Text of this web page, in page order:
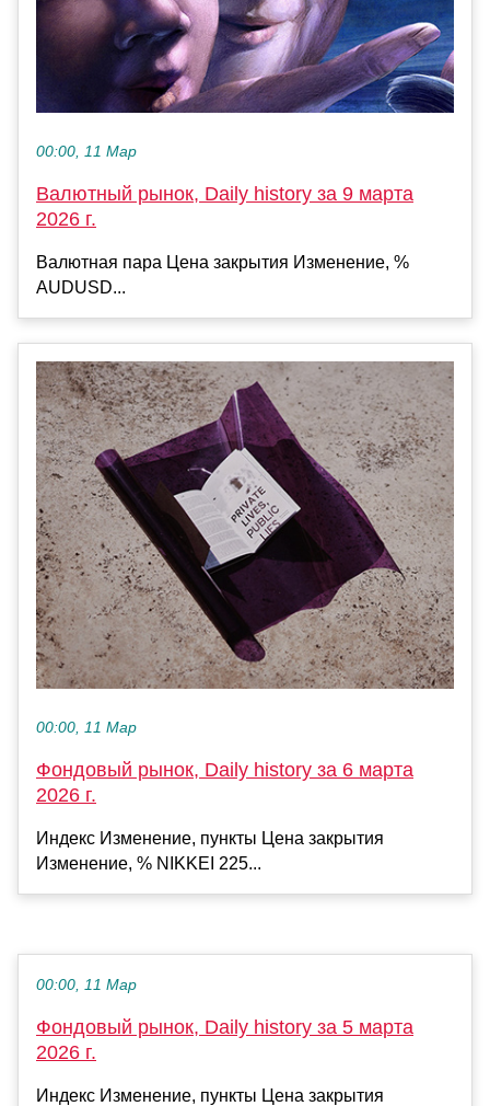
00:00, 11 Мар
Валютный рынок, Daily history за 9 марта
2026 г.
Валютная пара Цена закрытия Изменение, %
AUDUSD...
00:00, 11 Мар
Фондовый рынок, Daily history за 6 марта
2026 г.
Индекс Изменение, пункты Цена закрытия
Изменение, % NIKKEI 225...
00:00, 11 Мар
Фондовый рынок, Daily history за 5 марта
2026 г.
Индекс Изменение, пункты Цена закрытия